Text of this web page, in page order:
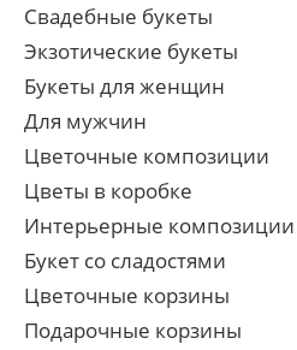
Свадебные букеты
Экзотические букеты
Букеты для женщин
Для мужчин
Цветочные композиции
Цветы в коробке
Интерьерные композиции
Букет со сладостями
Цветочные корзины
Подарочные корзины